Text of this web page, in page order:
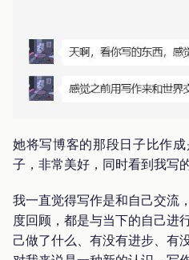
她将写博客的那段日子比作
子，非常美好，同时看到我写
我一直觉得写作是和自己交流
度回顾，都是与当下的自己进
己做了什么、有没有进步、有